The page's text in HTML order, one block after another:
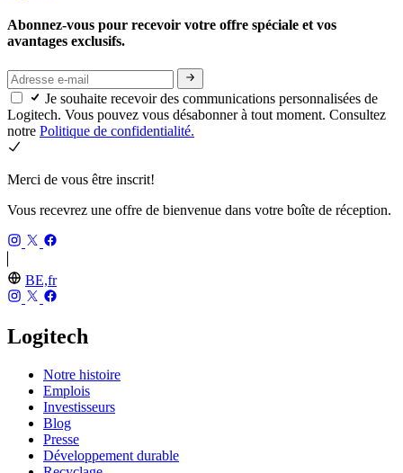
Abonnez-vous pour recevoir votre offre spéciale et vos
avantages exclusifs.
Je souhaite recevoir des communications personnalisées de
Logitech. Vous pouvez vous désabonner à tout moment. Consultez
notre Politique de confidentialité.
Merci de vous être inscrit!
Vous recevrez une offre de bienvenue dans votre boîte de réception.
BE,fr
Logitech
Notre histoire
Emplois
Investisseurs
Blog
Presse
Développement durable